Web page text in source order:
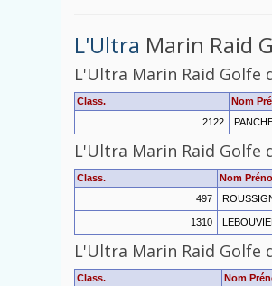
L'Ultra Marin Raid
L'Ultra Marin Raid Golfe
Class. Nom
2122
L'Ultra Marin Raid Golfe
Class. Nom
497
1310
L'Ultra Marin Raid Golfe
Class. Nom